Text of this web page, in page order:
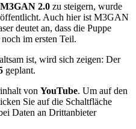
M3GAN 2.0 zu steigern, wurde
Auch hier ist M3GAN
deutet an, dass die Puppe
im ersten Teil.
ist, wird sich zeigen: Der
geplant.
von YouTube. Um auf den
Sie auf die Schaltfläche
Daten an Drittanbieter